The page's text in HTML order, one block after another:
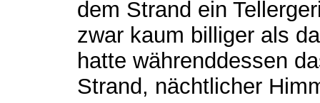
dem Strand ein
zwar kaum billiger als
hatte währenddessen
Strand, nächtlicher